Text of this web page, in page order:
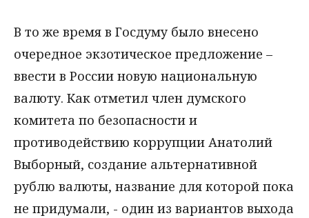
В то же время в Госдуму было внесено
очередное экзотическое предложение –
ввести в России новую национальную
валюту. Как отметил член думского
комитета по безопасности и
противодействию коррупции Анатолий
Выборный, создание альтернативной
рублю валюты, название для которой пока
не придумали, - один из вариантов выхода